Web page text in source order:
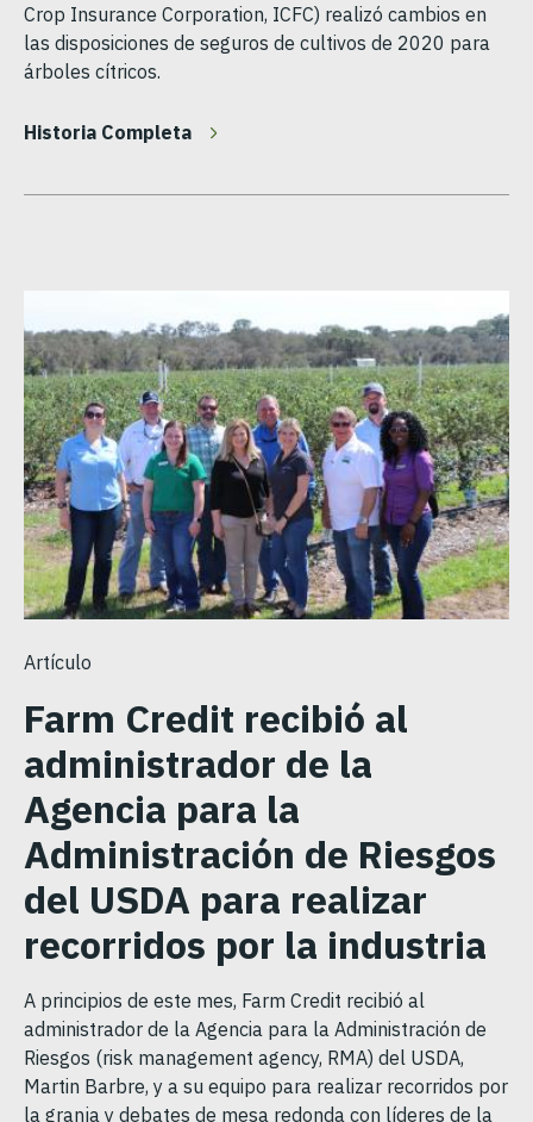
Crop Insurance Corporation, ICFC) realizó cambios en
las disposiciones de seguros de cultivos de 2020 para
árboles cítricos.
Historia Completa
Artículo
Farm Credit recibió al
administrador de la
Agencia para la
Administración de Riesgos
del USDA para realizar
recorridos por la industria
A principios de este mes, Farm Credit recibió al
administrador de la Agencia para la Administración de
Riesgos (risk management agency, RMA) del USDA,
Martin Barbre, y a su equipo para realizar recorridos por
la granja y debates de mesa redonda con líderes de la